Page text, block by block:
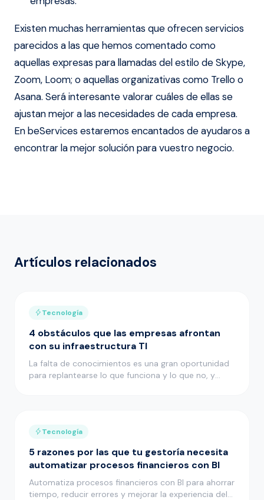
Existen muchas herramientas que ofrecen servicios
parecidos a las que hemos comentado como
aquellas expresas para llamadas del estilo de Skype,
Zoom, Loom; o aquellas organizativas como Trello o
Asana. Será interesante valorar cuáles de ellas se
ajustan mejor a las necesidades de cada empresa.
En beServices estaremos encantados de ayudaros a
encontrar la mejor solución para vuestro negocio.
Artículos relacionados
Tecnología
4 obstáculos que las empresas afrontan
con su infraestructura TI
La falta de conocimientos es una gran oportunidad
para replantearse lo que funciona y lo que no, y
Tecnología
5 razones por las que tu gestoría necesita
automatizar procesos financieros con BI
Automatiza procesos financieros con BI para ahorrar
tiempo, reducir errores y mejorar la experiencia del